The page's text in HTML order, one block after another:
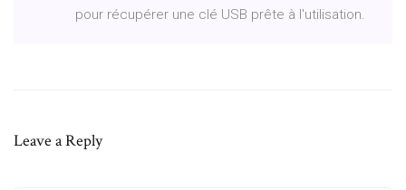
pour récupérer une clé USB prête à l'utilisation.
Leave a Reply